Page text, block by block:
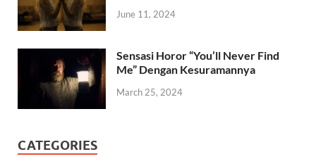
June 11, 2024
Sensasi Horor “You’ll Never Find
Me” Dengan Kesuramannya
March 25, 2024
CATEGORIES